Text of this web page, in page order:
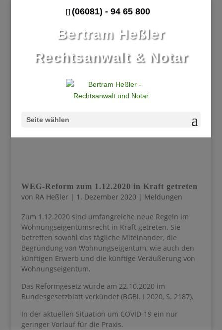
(06081) - 94 65 800
Bertram Heßler
Rechtsanwalt & Notar
Seite wählen
WEG-Reform zum 1.12.2020 in Kraft getreten
von RA Heßler| 1. Dezember 2020 | Meldungen
Zum 1.12.2020 sind umfangreiche neue Regeln im
Wohnungseigentumsrecht in Kraft getreten. Sie
betreffen sowohl das tägliche Miteinander, die
Begründung von Wohnungseigentum, wie auch den
künftigen Erwerb und die künftige Veräußerung von
Wohnungseigentum.
Das Reformgesetz wurde am 22.10.2020 im
Bundesgesetzblatt verkündet (BGBl. I 2020, S. 2187).
In der aktuellen Situation um COVID-19 ein nur
geringer Vorlauf für die Praxis.